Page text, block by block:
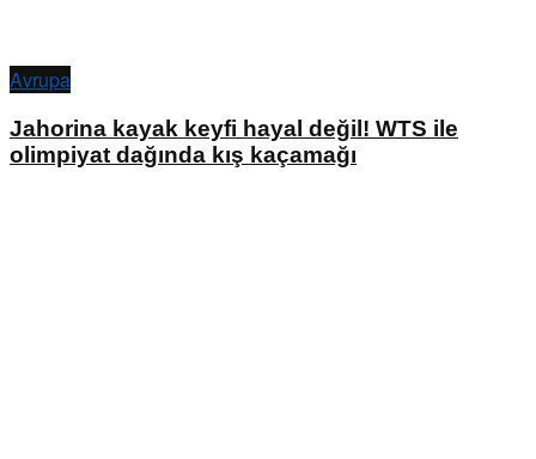
Avrupa
Jahorina kayak keyfi hayal değil! WTS ile
olimpiyat dağında kış kaçamağı